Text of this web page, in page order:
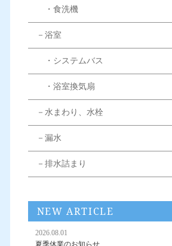
・食洗機
－浴室
・システムバス
・浴室換気扇
－水まわり、水栓
－漏水
－排水詰まり
NEW ARTICLE
2026.08.01
夏季休業のお知らせ